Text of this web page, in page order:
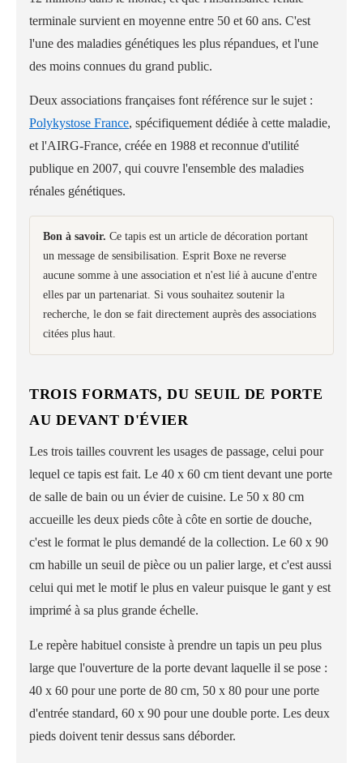
terminale survient en moyenne entre 50 et 60 ans. C'est
l'une des maladies génétiques les plus répandues, et l'une
des moins connues du grand public.
Deux associations françaises font référence sur le sujet :
Polykystose France, spécifiquement dédiée à cette maladie,
et l'AIRG-France, créée en 1988 et reconnue d'utilité
publique en 2007, qui couvre l'ensemble des maladies
rénales génétiques.
Bon à savoir. Ce tapis est un article de décoration portant
un message de sensibilisation. Esprit Boxe ne reverse
aucune somme à une association et n'est lié à aucune d'entre
elles par un partenariat. Si vous souhaitez soutenir la
recherche, le don se fait directement auprès des associations
citées plus haut.
TROIS FORMATS, DU SEUIL DE PORTE
AU DEVANT D'ÉVIER
Les trois tailles couvrent les usages de passage, celui pour
lequel ce tapis est fait. Le 40 x 60 cm tient devant une porte
de salle de bain ou un évier de cuisine. Le 50 x 80 cm
accueille les deux pieds côte à côte en sortie de douche,
c'est le format le plus demandé de la collection. Le 60 x 90
cm habille un seuil de pièce ou un palier large, et c'est aussi
celui qui met le motif le plus en valeur puisque le gant y est
imprimé à sa plus grande échelle.
Le repère habituel consiste à prendre un tapis un peu plus
large que l'ouverture de la porte devant laquelle il se pose :
40 x 60 pour une porte de 80 cm, 50 x 80 pour une porte
d'entrée standard, 60 x 90 pour une double porte. Les deux
pieds doivent tenir dessus sans déborder.